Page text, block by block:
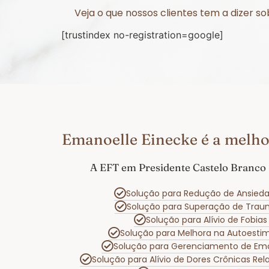
Veja o que nossos clientes tem a dizer
[trustindex no-registration=google]
Emanoelle Einecke é a
A EFT em Presidente Castelo
Solução para Redução de
Solução para Superação de
Solução para Alívio de
Solução para Melhora na
Solução para Gerenciamento de
Solução para Alívio de Dores Crônicas